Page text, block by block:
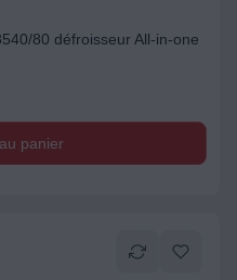
80 défroisseur All-in-one
panier